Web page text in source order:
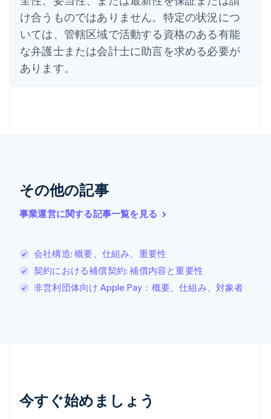
け合うものではありません。特定の状況につ
いては、管轄区域で活動する資格のある有能
な弁護士または会計士に助言を求める必要が
あります。
その他の記事
事業運営に関する記事一覧を見る
会社構造: 概要、仕組み、重要性
契約における補償契約: 補償内容と重要性
非営利団体向け Apple Pay：概要、仕組み、対象者
今すぐ始めましょう
English
オーストリア
DeutschEnglish
オランダ
NederlandsEnglish
カナダ
English
シンガポール
スイス
SvenskaEnglish
スペイン
EspañolEnglish
スロバキア
English